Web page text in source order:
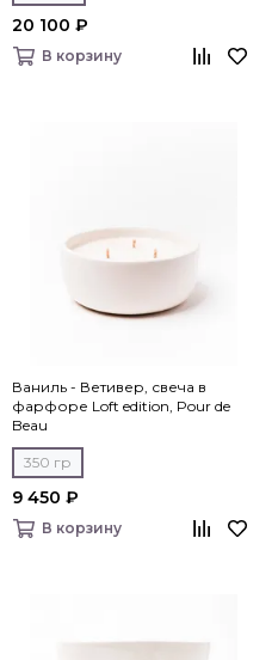
20 100 ₽
В корзину
Ваниль - Ветивер, свеча в
фарфоре Loft edition, Pour de
Beau
350 гр
9 450 ₽
В корзину